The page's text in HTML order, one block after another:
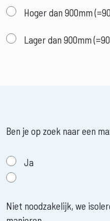
Hoger dan 900mm
Lager dan 900mm
Ben je op zoek naar een
Ja
Niet noodzakelijk, we